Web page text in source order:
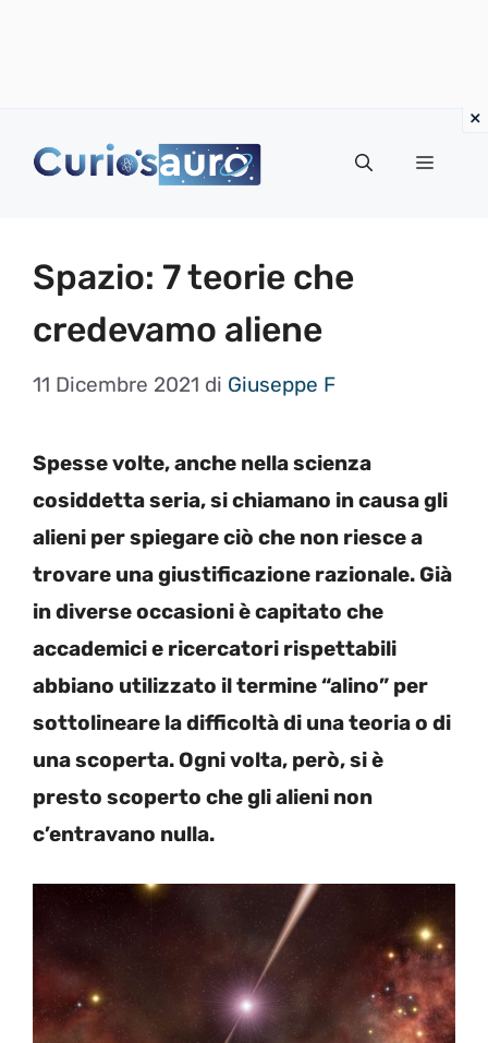
Menu
Spazio: 7 teorie che
credevamo aliene
11 Dicembre 2021 di Giuseppe F
Spesse volte, anche nella scienza
cosiddetta seria, si chiamano in causa gli
alieni per spiegare ciò che non riesce a
trovare una giustificazione razionale. Già
in diverse occasioni è capitato che
accademici e ricercatori rispettabili
abbiano utilizzato il termine “alino” per
sottolineare la difficoltà di una teoria o di
una scoperta. Ogni volta, però, si è
presto scoperto che gli alieni non
c’entravano nulla.